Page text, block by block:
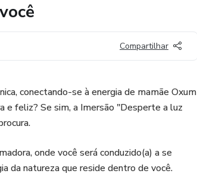
Compartilhar
conectando-se à energia de mamãe Oxum
e feliz? Se sim, a Imersão "Desperte a luz
onde você será conduzido(a) a se
da natureza que reside dentro de você.